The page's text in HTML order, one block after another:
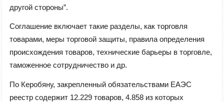
другой стороны”.
Соглашение включает такие разделы, как торговля
товарами, меры торговой защиты, правила определения
происхождения товаров, технические барьеры в торговле,
таможенное сотрудничество и др.
По Керобяну, закрепленный обязательствами ЕАЭС
реестр содержит 12.229 товаров, 4.858 из которых